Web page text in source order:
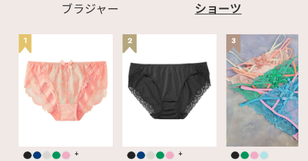
ブラジャー ショーツ
1
+
2
+
3